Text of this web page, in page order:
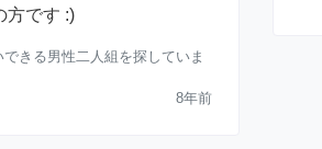
方です :)
きる男性二人組を探していま
8年前